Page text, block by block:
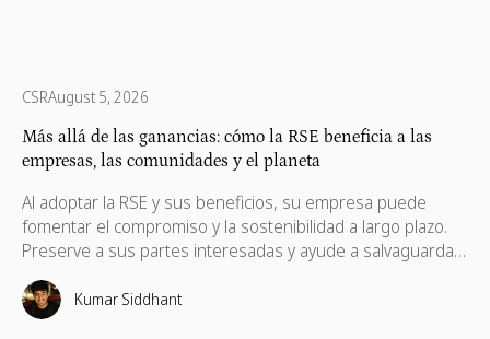
CSRAugust 5, 2026
Más allá de las ganancias: cómo la RSE beneficia a las
empresas, las comunidades y el planeta
Al adoptar la RSE y sus beneficios, su empresa puede
fomentar el compromiso y la sostenibilidad a largo plazo.
Preserve a sus partes interesadas y ayude a salvaguardar
sus intereses, que también son necesarios para su
progreso.Kumar Siddhant